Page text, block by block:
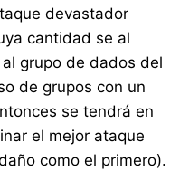
devastador
cantidad se al
grupo de dados del
de grupos con un
se tendrá en
el mejor ataque
como el primero).